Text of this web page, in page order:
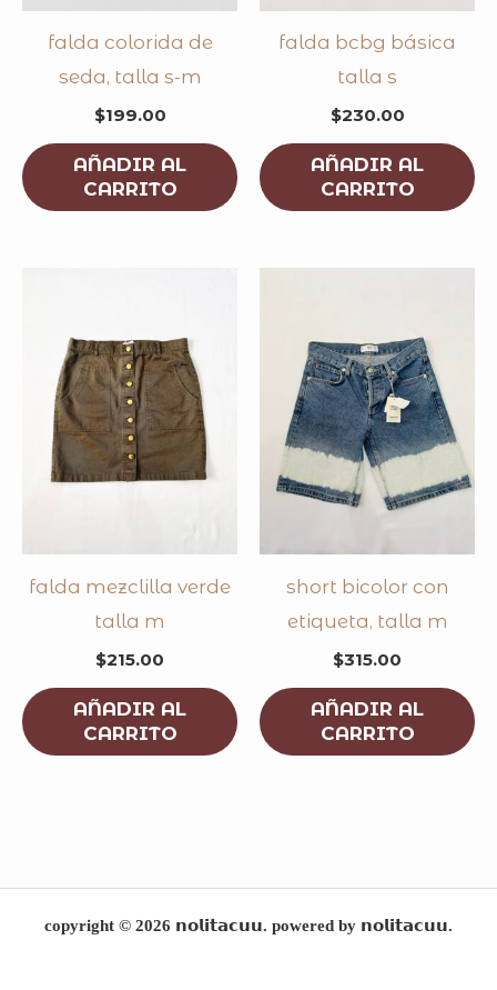
falda colorida de
seda, talla s-m
$199.00
AÑADIR AL
CARRITO
falda bcbg básica
talla s
$230.00
AÑADIR AL
CARRITO
falda mezclilla verde
talla m
$215.00
AÑADIR AL
CARRITO
short bicolor con
etiqueta, talla m
$315.00
AÑADIR AL
CARRITO
copyright © 2026 𝗻𝗼𝗹𝗶𝘁𝗮𝗰𝘂𝘂. powered by 𝗻𝗼𝗹𝗶𝘁𝗮𝗰𝘂𝘂.